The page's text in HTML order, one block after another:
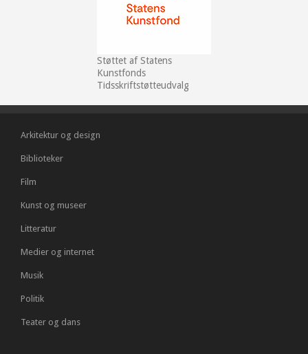
Støttet af Statens
Kunstfonds
Tidsskriftstøtteudvalg
Arkitektur og design
Biblioteker
Film
Kunst og museer
Litteratur
Medier og internet
Musik
Politik
Teater og dans